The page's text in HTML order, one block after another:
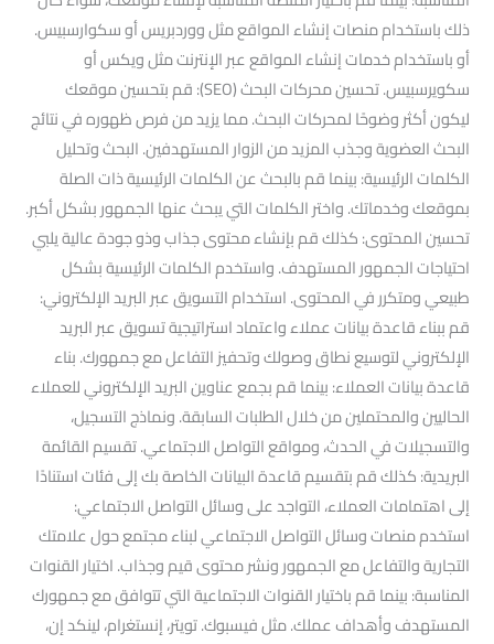
ذلك باستخدام منصات إنشاء المواقع مثل ووردبريس أو سكوارسبيس.
أو باستخدام خدمات إنشاء المواقع عبر الإنترنت مثل ويكس أو
سكويرسبيس. تحسين محركات البحث (SEO): قم بتحسين موقعك
ليكون أكثر وضوحًا لمحركات البحث. مما يزيد من فرص ظهوره في نتائج
البحث العضوية وجذب المزيد من الزوار المستهدفين. البحث وتحليل
الكلمات الرئيسية: بينما قم بالبحث عن الكلمات الرئيسية ذات الصلة
بموقعك وخدماتك. واختر الكلمات التي يبحث عنها الجمهور بشكل أكبر.
تحسين المحتوى: كذلك قم بإنشاء محتوى جذاب وذو جودة عالية يلبي
احتياجات الجمهور المستهدف. واستخدم الكلمات الرئيسية بشكل
طبيعي ومتكرر في المحتوى. استخدام التسويق عبر البريد الإلكتروني:
قم ببناء قاعدة بيانات عملاء واعتماد استراتيجية تسويق عبر البريد
الإلكتروني لتوسيع نطاق وصولك وتحفيز التفاعل مع جمهورك. بناء
قاعدة بيانات العملاء: بينما قم بجمع عناوين البريد الإلكتروني للعملاء
الحاليين والمحتملين من خلال الطلبات السابقة. ونماذج التسجيل،
والتسجيلات في الحدث، ومواقع التواصل الاجتماعي. تقسيم القائمة
البريدية: كذلك قم بتقسيم قاعدة البيانات الخاصة بك إلى فئات استنادًا
إلى اهتمامات العملاء، التواجد على وسائل التواصل الاجتماعي:
استخدم منصات وسائل التواصل الاجتماعي لبناء مجتمع حول علامتك
التجارية والتفاعل مع الجمهور ونشر محتوى قيم وجذاب. اختيار القنوات
المناسبة: بينما قم باختيار القنوات الاجتماعية التي تتوافق مع جمهورك
المستهدف وأهداف عملك. مثل فيسبوك. تويتر، إنستغرام، لينكد إن،